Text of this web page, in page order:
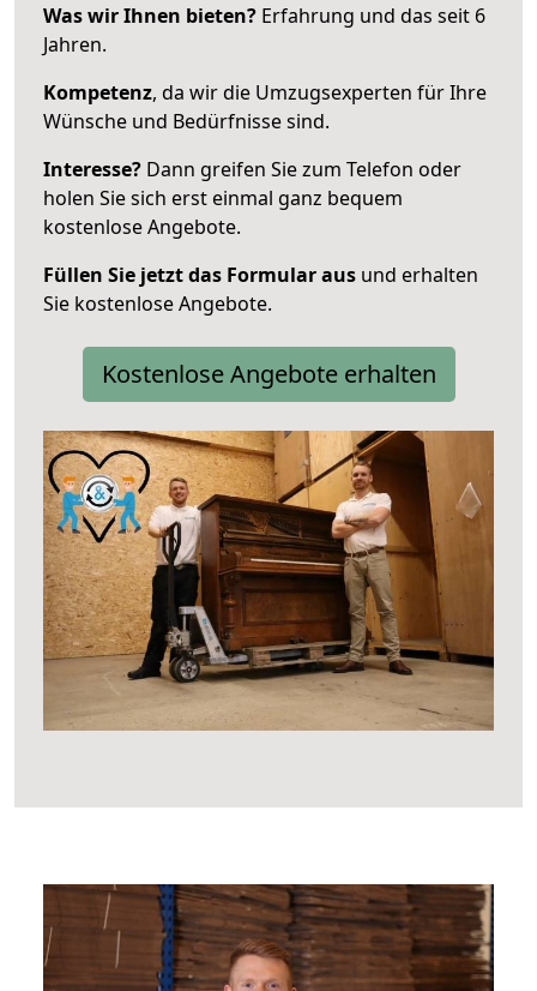
Was wir Ihnen bieten? Erfahrung und das seit 6
Jahren.
Kompetenz, da wir die Umzugsexperten für Ihre
Wünsche und Bedürfnisse sind.
Interesse? Dann greifen Sie zum Telefon oder
holen Sie sich erst einmal ganz bequem
kostenlose Angebote.
Füllen Sie jetzt das Formular aus und erhalten
Sie kostenlose Angebote.
Kostenlose Angebote erhalten